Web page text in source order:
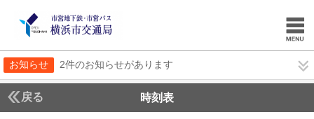
お知らせ 2件のお知らせがあります
戻る 時刻表